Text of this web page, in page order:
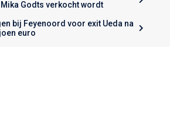
Godts verkocht wordt
bij Feyenoord voor exit Ueda na
euro